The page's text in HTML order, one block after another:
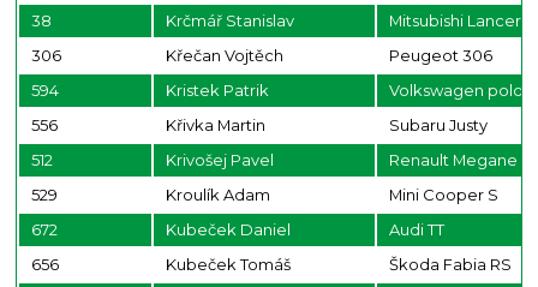
38
Krčmář Stanislav
Mitsubishi Lancer
306
Křečan Vojtěch
Peugeot 306
594
Kristek Patrik
Volkswagen polo
556
Křivka Martin
Subaru Justy
512
Krivošej Pavel
Renault Megane
529
Kroulík Adam
Mini Cooper S
672
Kubeček Daniel
Audi TT
656
Kubeček Tomáš
Škoda Fabia RS